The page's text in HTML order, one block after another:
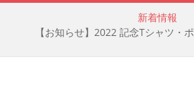
新着情報
【お知らせ】2022 記念Tシャツ・